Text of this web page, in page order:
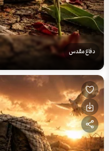
دفاع مقدس